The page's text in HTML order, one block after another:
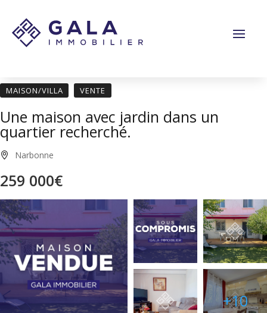
MAISON/VILLA VENTE
Une maison avec jardin dans un
quartier recherché.
Narbonne
259 000€
+10